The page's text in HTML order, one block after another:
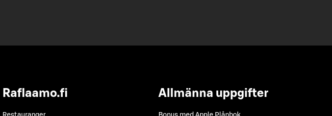
Raflaamo.fi Allmänna uppgifter